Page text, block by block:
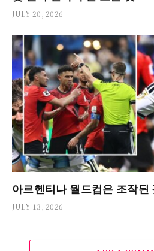
JULY 20, 2026
아르헨티나 월드컵은 조작된
JULY 13, 2026